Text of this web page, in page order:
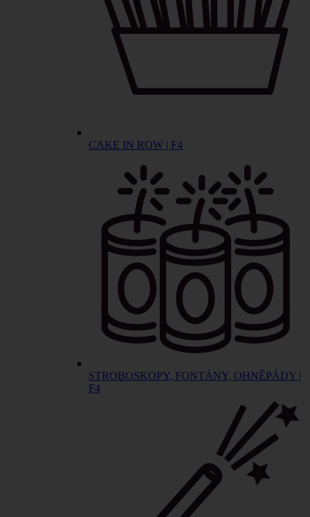
CAKE IN ROW | F4
STROBOSKOPY, FONTÁNY, OHNĚPÁDY |
F4